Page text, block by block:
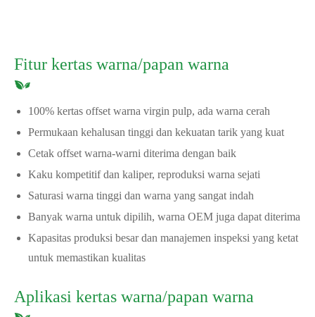
Fitur kertas warna/papan warna
100% kertas offset warna virgin pulp, ada warna cerah
Permukaan kehalusan tinggi dan kekuatan tarik yang kuat
Cetak offset warna-warni diterima dengan baik
Kaku kompetitif dan kaliper, reproduksi warna sejati
Saturasi warna tinggi dan warna yang sangat indah
Banyak warna untuk dipilih, warna OEM juga dapat diterima
Kapasitas produksi besar dan manajemen inspeksi yang ketat
untuk memastikan kualitas
Aplikasi kertas warna/papan warna